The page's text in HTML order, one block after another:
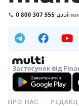
0 800 307 555
Застосунок від
ПРО НАС